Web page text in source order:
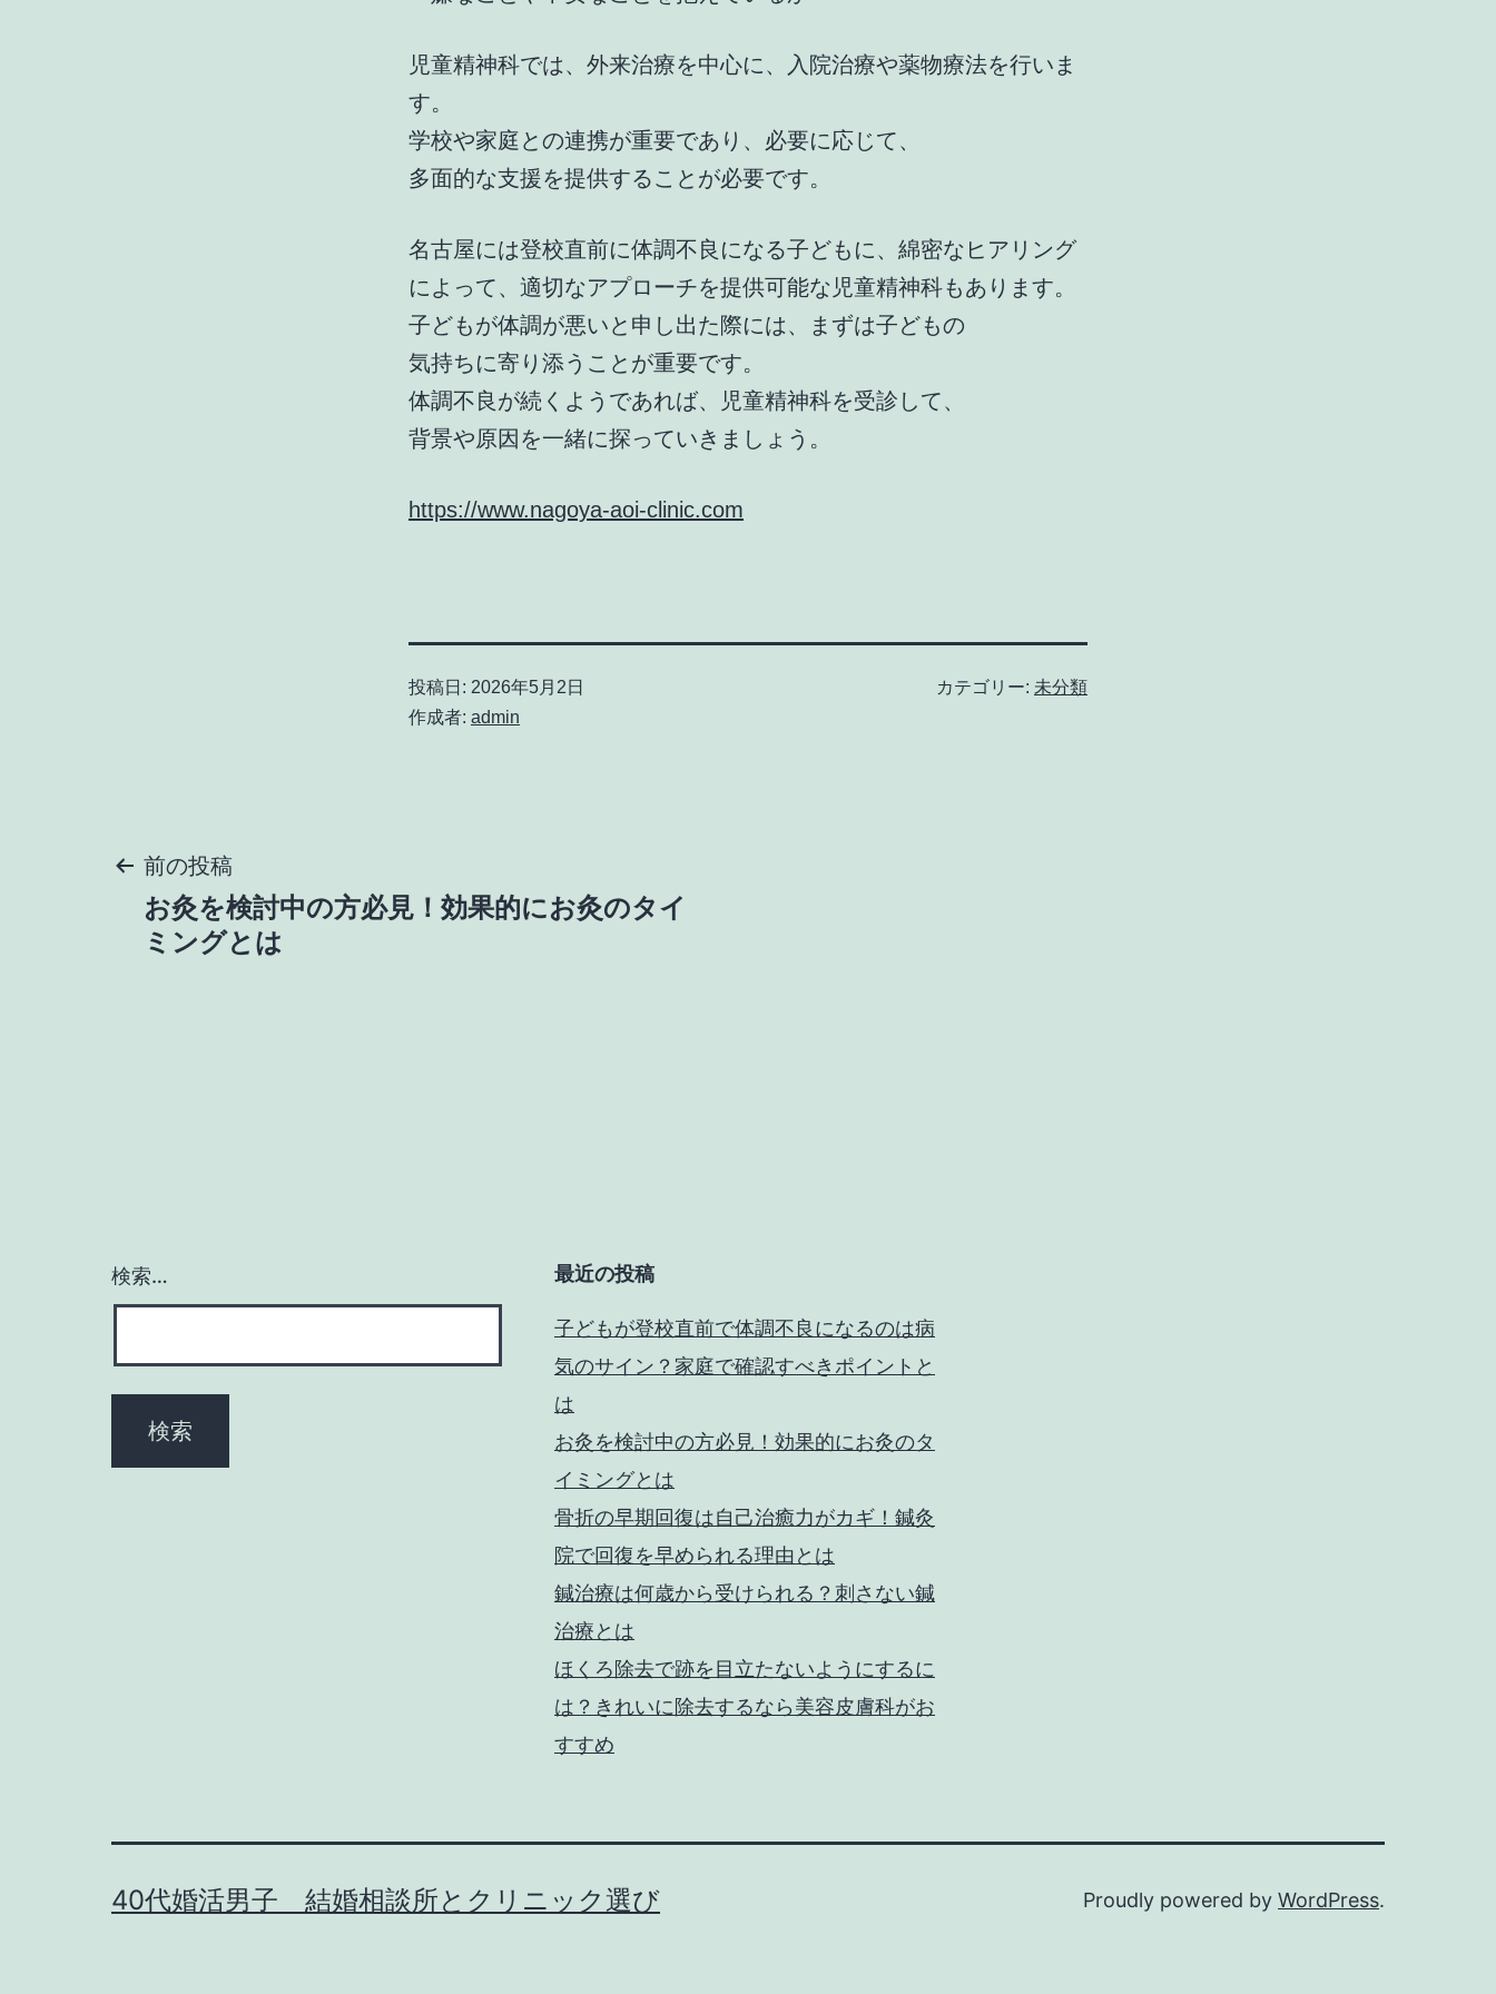
児童精神科では、外来治療を中心に、入院治療や薬物療法を行いま
す。
学校や家庭との連携が重要であり、必要に応じて、
多面的な支援を提供することが必要です。
名古屋には登校直前に体調不良になる子どもに、綿密なヒアリング
によって、適切なアプローチを提供可能な児童精神科もあります。
子どもが体調が悪いと申し出た際には、まずは子どもの
気持ちに寄り添うことが重要です。
体調不良が続くようであれば、児童精神科を受診して、
背景や原因を一緒に探っていきましょう。
https://www.nagoya-aoi-clinic.com
投稿日: 2026年5月2日
作成者: admin
カテゴリー: 未分類
投
稿
シ
ョ
ン
前の投稿
お灸を検討中の方必見！効果的にお灸のタイ
ミングとは
検索… 最近の投稿
子どもが登校直前で体調不良になるのは病
気のサイン？家庭で確認すべきポイントと
は
お灸を検討中の方必見！効果的にお灸のタ
イミングとは
骨折の早期回復は自己治癒力がカギ！鍼灸
院で回復を早められる理由とは
鍼治療は何歳から受けられる？刺さない鍼
治療とは
ほくろ除去で跡を目立たないようにするに
は？きれいに除去するなら美容皮膚科がお
すすめ
40代婚活男子 結婚相談所とクリニック選び Proudly powered by WordPress.